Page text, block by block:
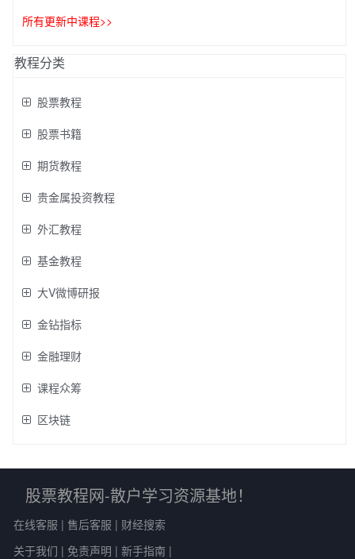
所有更新中课程>>
教程分类
股票教程
股票书籍
期货教程
贵金属投资教程
外汇教程
基金教程
大V微博研报
金钻指标
金融理财
课程众筹
区块链
股票教程网-散户学习资源基地！
在线客服 | 售后客服 | 财经搜索
关于我们 | 免责声明 | 新手指南 |